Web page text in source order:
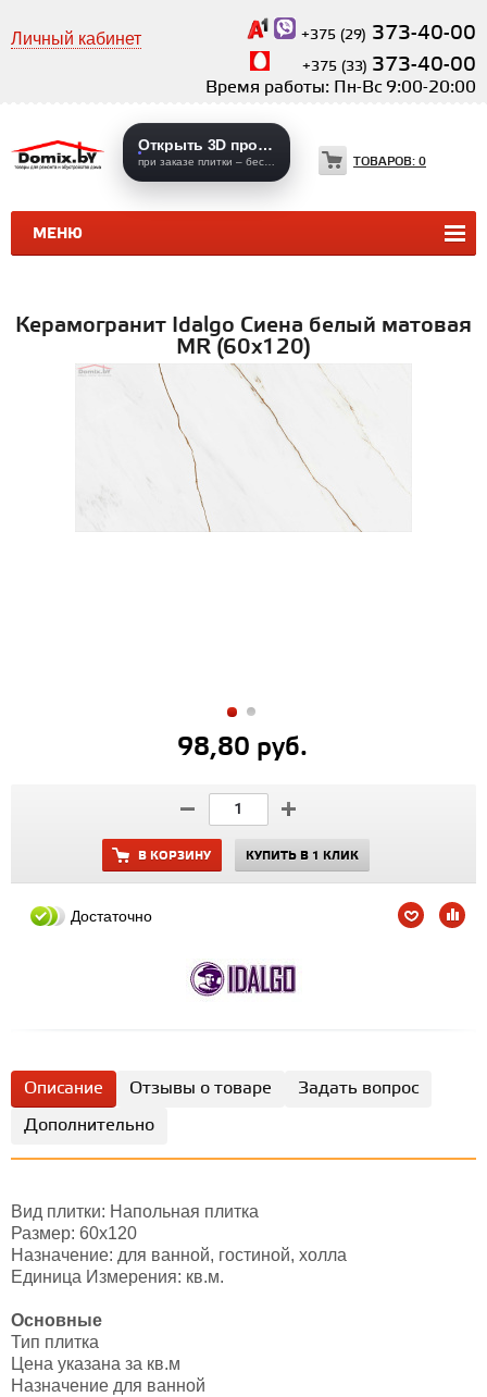
Личный кабинет +375 (29) 373-40-00
+375 (33) 373-40-00
Время работы: Пн-Вс 9:00-20:00
МЕНЮ
Открыть 3D проекты
ТОВАРОВ: 0
КЕРАМИЧЕСКАЯ ПЛИТКА
Керамогранит Idalgo Сиена белый матовая
MR (60х120)
98,80 руб.
В КОРЗИНУ КУПИТЬ В 1 КЛИК
Достаточно
Описание Отзывы о товаре
Задать вопрос
Дополнительно
Вид плитки: Напольная плитка
Размер: 60х120
Назначение: для ванной, гостиной, холла
Единица Измерения: кв.м.
Основные
Тип плитка
Цена указана за кв.м
Назначение для ванной